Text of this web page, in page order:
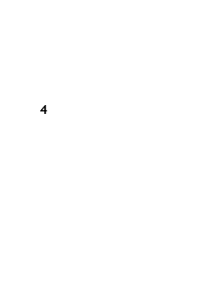
4